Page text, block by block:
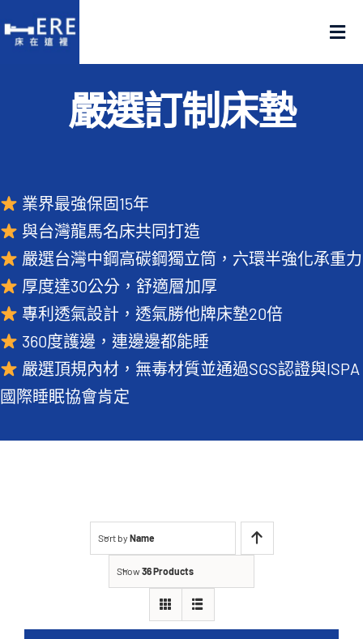
to
認識床在這裡
門市在這裡
名人推薦
好評推薦
品質嚴選
常見QA
嚴選訂制床墊
業界最強保固15年
與台灣龍馬名床共同打造
嚴選台灣中鋼高碳鋼獨立筒，六環半強化承重力
厚度達30公分，舒適層加厚
專利透氣設計，透氣勝他牌床墊20倍
360度護邊，連邊邊都能睡
嚴選頂規內材，無毒材質並通過SGS認證與ISPA
國際睡眠協會肯定
Sort by Name
Show36 Products